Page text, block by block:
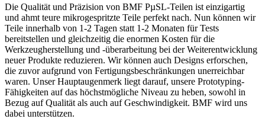
Die Qualität und Präzision von BMF PµSL-Teilen ist einzigartig
und ahmt teure mikrogespritzte Teile perfekt nach. Nun können wir
Teile innerhalb von 1-2 Tagen statt 1-2 Monaten für Tests
bereitstellen und gleichzeitig die enormen Kosten für die
Werkzeugherstellung und -überarbeitung bei der Weiterentwicklung
neuer Produkte reduzieren. Wir können auch Designs erforschen,
die zuvor aufgrund von Fertigungsbeschränkungen unerreichbar
waren. Unser Hauptaugenmerk liegt darauf, unsere Prototyping-
Fähigkeiten auf das höchstmögliche Niveau zu heben, sowohl in
Bezug auf Qualität als auch auf Geschwindigkeit. BMF wird uns
dabei unterstützen.